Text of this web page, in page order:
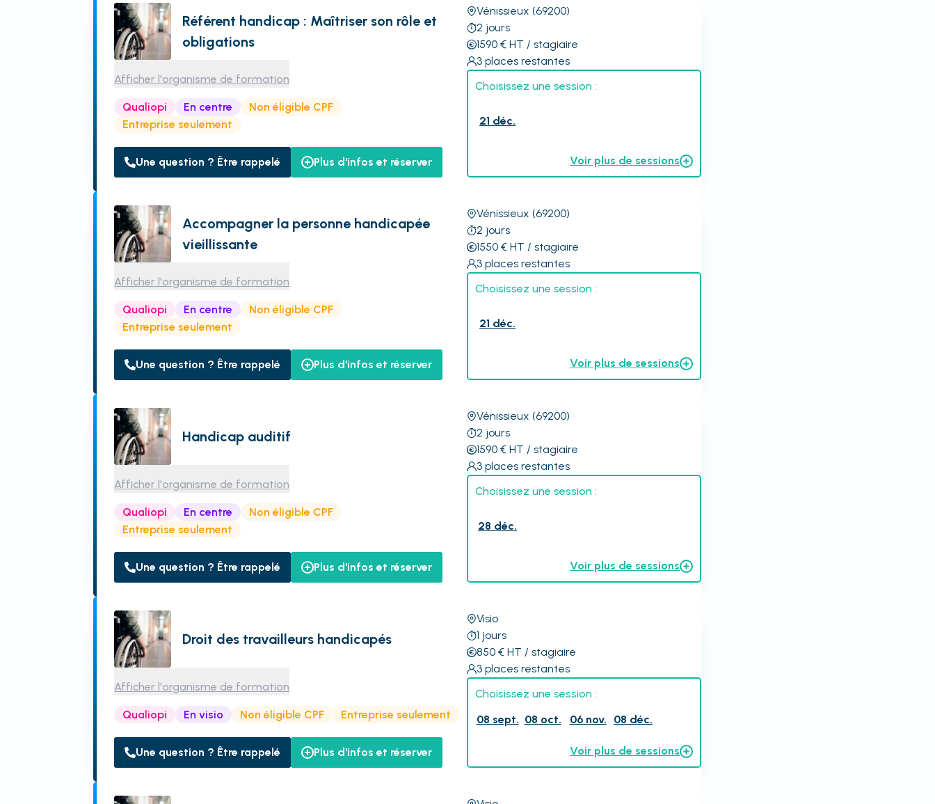
Référent handicap : Maîtriser son rôle et
obligations
Afficher l'organisme de formation
Qualiopi En centre
Non éligible CPF
Entreprise seulement
Une question ? Être rappelé Plus d'infos et réserver
Vénissieux (69200)
2 jours
1590€ HT / stagiaire
3 places restantes
Choisissez une session :
21 déc.
Voir plus de sessions
Accompagner la personne handicapée
vieillissante
Afficher l'organisme de formation
Qualiopi En centre
Non éligible CPF
Entreprise seulement
Une question ? Être rappelé Plus d'infos et réserver
Vénissieux (69200)
2 jours
1550€ HT / stagiaire
3 places restantes
Choisissez une session :
21 déc.
Voir plus de sessions
Handicap auditif
Afficher l'organisme de formation
Qualiopi En centre
Non éligible CPF
Entreprise seulement
Une question ? Être rappelé Plus d'infos et réserver
Vénissieux (69200)
2 jours
1590€ HT / stagiaire
3 places restantes
Choisissez une session :
28 déc.
Voir plus de sessions
Droit des travailleurs handicapés
Afficher l'organisme de formation
Qualiopi En visio Non éligible CPF Entreprise seulement
Une question ? Être rappelé Plus d'infos et réserver
Visio
1 jours
850€ HT / stagiaire
3 places restantes
Choisissez une session :
08 sept. 08 oct. 06 nov. 08 déc.
Voir plus de sessions